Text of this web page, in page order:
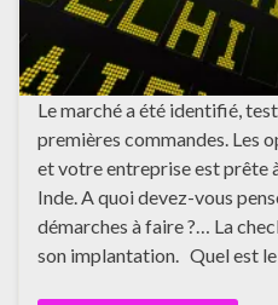
Le marché a été identifié,
premières commandes. Les
et votre entreprise est prête
Inde. A quoi devez-vous
démarches à faire ?… La
son implantation. Quel est